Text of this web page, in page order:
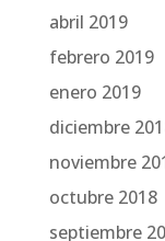
abril 2019
febrero 2019
enero 2019
diciembre
noviembre
octubre 2018
septiembre